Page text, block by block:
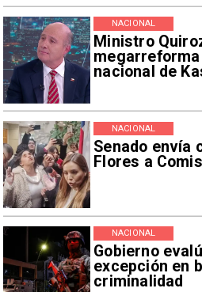
Ministro
nacional de
NACIONAL
Senado envía
Flores a
NACIONAL
Gobierno
excepción en
criminalidad
NACIONAL